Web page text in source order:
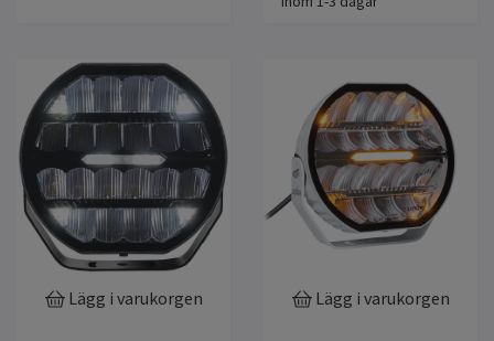
Lägg i varukorgen Lägg i varukorgen